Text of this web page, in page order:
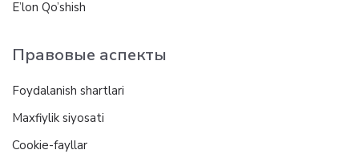
E’lon Qo’shish
Правовые аспекты
Foydalanish shartlari
Maxfiylik siyosati
Cookie-fayllar